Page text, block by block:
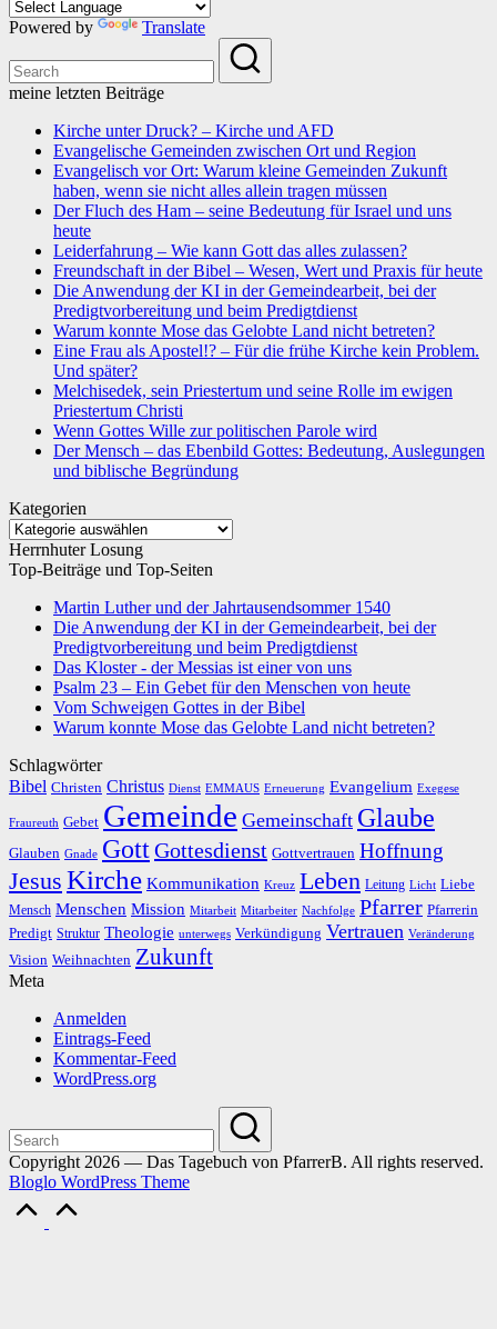
Powered by Translate
meine letzten Beiträge
Kirche unter Druck? – Kirche und AFD
Evangelische Gemeinden zwischen Ort und Region
Evangelisch vor Ort: Warum kleine Gemeinden Zukunft
haben, wenn sie nicht alles allein tragen müssen
Der Fluch des Ham – seine Bedeutung für Israel und uns
heute
Leiderfahrung – Wie kann Gott das alles zulassen?
Freundschaft in der Bibel – Wesen, Wert und Praxis für heute
Die Anwendung der KI in der Gemeindearbeit, bei der
Predigtvorbereitung und beim Predigtdienst
Warum konnte Mose das Gelobte Land nicht betreten?
Eine Frau als Apostel!? – Für die frühe Kirche kein Problem.
Und später?
Melchisedek, sein Priestertum und seine Rolle im ewigen
Priestertum Christi
Wenn Gottes Wille zur politischen Parole wird
Der Mensch – das Ebenbild Gottes: Bedeutung, Auslegungen
und biblische Begründung
Kategorien
Kategorien
Herrnhuter Losung
Top-Beiträge und Top-Seiten
Martin Luther und der Jahrtausendsommer 1540
Die Anwendung der KI in der Gemeindearbeit, bei der
Predigtvorbereitung und beim Predigtdienst
Das Kloster - der Messias ist einer von uns
Psalm 23 – Ein Gebet für den Menschen von heute
Vom Schweigen Gottes in der Bibel
Warum konnte Mose das Gelobte Land nicht betreten?
Schlagwörter
Bibel Christen Christus Dienst EMMAUS Erneuerung Evangelium Exegese
Fraureuth Gebet Gemeinde Gemeinschaft Glaube
Glauben Gnade GottGottesdienst Gottvertrauen Hoffnung
Jesus Kirche Kommunikation Kreuz Leben Leitung Licht Liebe
Mensch Menschen Mission Mitarbeit Mitarbeiter Nachfolge Pfarrer Pfarrerin
Predigt Struktur Theologie unterwegs Verkündigung Vertrauen Veränderung
Vision Weihnachten Zukunft
Meta
Anmelden
Eintrags-Feed
Kommentar-Feed
WordPress.org
Copyright 2026 — Das Tagebuch von PfarrerB. All rights reserved.
Bloglo WordPress Theme